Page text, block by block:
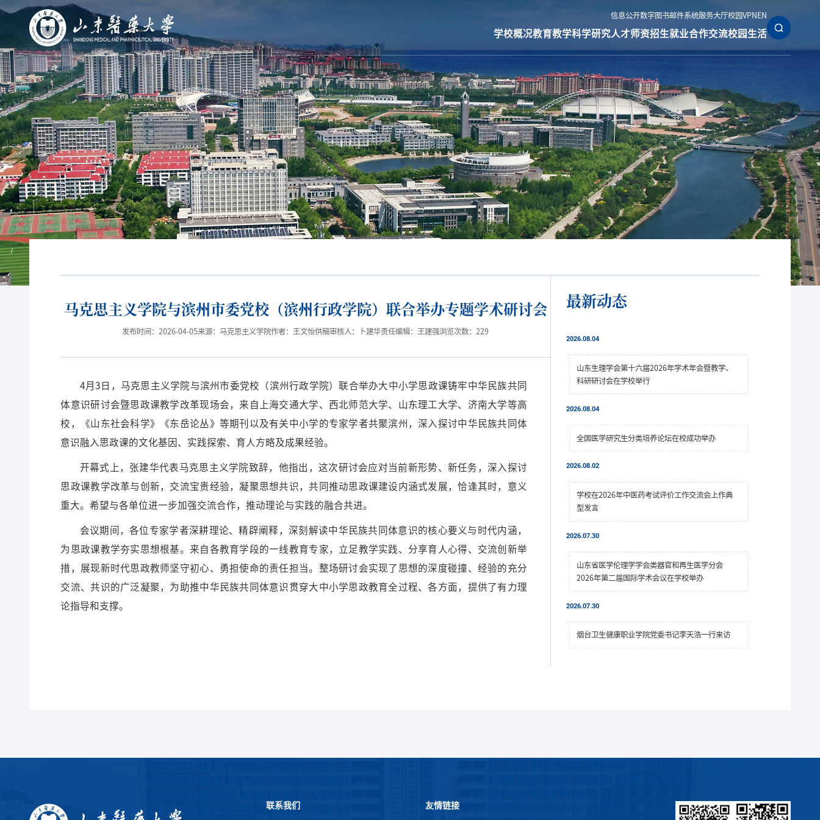
信息公开数字图书邮件系统服务大厅校园VPN EN
学校概况教育教学科学研究人才师资招生就业合作交流校园生活
马克思主义学院与滨州市委党校（滨州行政学院）联合举办专题学术研讨会
发布时间：2026-04-05来源：马克思主义学院作者：王文怡供稿审核人：卜建华责任编辑：王建强浏览次数：229
4月3日，马克思主义学院与滨州市委党校（滨州行政学院）联合举办大中小学思政课铸牢中华民族共同
体意识研讨会暨思政课教学改革现场会，来自上海交通大学、西北师范大学、山东理工大学、济南大学等高
校，《山东社会科学》《东岳论丛》等期刊以及有关中小学的专家学者共聚滨州，深入探讨中华民族共同体
意识融入思政课的文化基因、实践探索、育人方略及成果经验。
开幕式上，张建华代表马克思主义学院致辞，他指出，这次研讨会应对当前新形势、新任务，深入探讨
思政课教学改革与创新，交流宝贵经验，凝聚思想共识，共同推动思政课建设内涵式发展，恰逢其时，意义
重大。希望与各单位进一步加强交流合作，推动理论与实践的融合共进。
会议期间，各位专家学者深耕理论、精辟阐释，深刻解读中华民族共同体意识的核心要义与时代内涵，
为思政课教学夯实思想根基。来自各教育学段的一线教育专家，立足教学实践、分享育人心得、交流创新举
措，展现新时代思政教师坚守初心、勇担使命的责任担当。整场研讨会实现了思想的深度碰撞、经验的充分
交流、共识的广泛凝聚，为助推中华民族共同体意识贯穿大中小学思政教育全过程、各方面，提供了有力理
论指导和支撑。
最新动态
2026.08.04
山东生理学会第十六届2026年学术年会暨教学、
科研研讨会在学校举行
2026.08.04
全国医学研究生分类培养论坛在校成功举办
2026.08.02
学校在2026年中医药考试评价工作交流会上作典
型发言
2026.07.30
山东省医学伦理学学会类器官和再生医学分会
2026年第二届国际学术会议在学校举办
2026.07.30
烟台卫生健康职业学院党委书记李天浩一行来访
联系我们 友情链接